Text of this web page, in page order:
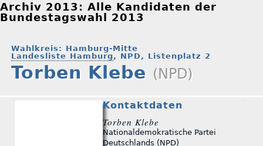
Archiv 2013: Alle Kandidaten der
Bundestagswahl 2013
Wahlkreis: Hamburg-Mitte
Landesliste Hamburg, NPD, Listenplatz 2
Torben Klebe (NPD)
Kontaktdaten
Torben Klebe
Nationaldemokratische Partei
Deutschlands (NPD)